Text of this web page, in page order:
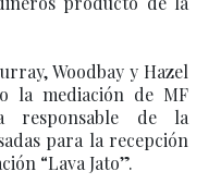
Woodbay y Hazel
la mediación de MF
responsable de la
para la recepción
“Lava Jato”.